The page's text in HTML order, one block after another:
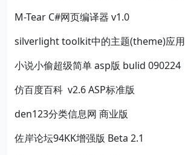
M-Tear C#网页编译器 v1.0
silverlight toolkit中的主题(theme)应用
小说小偷超级简单 asp版 bulid 090224
仿百度百科 v2.6 ASP标准版
den123分类信息网 商业版
佐岸论坛94KK增强版 Beta 2.1